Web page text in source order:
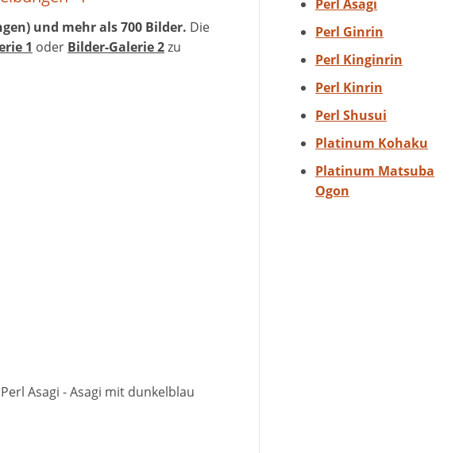
und mehr als 700 Bilder. Die
1 oder Bilder-Galerie 2zu
Asagi - Asagi mit dunkelblau
Perl Asagi
Perl Ginrin
Perl Kinginrin
Perl Kinrin
Perl Shusui
Platinum Kohaku
Platinum Matsuba
Ogon